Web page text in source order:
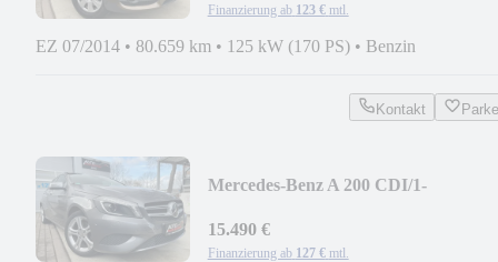
Finanzierung ab 123 € mtl.
EZ 07/2014 • 80.659 km • 125 kW (170 PS) • Benzin
Kontakt
Mercedes-Benz A 200 CDI/1-
XENON
15.490 €
Finanzierung ab 127 € mtl.